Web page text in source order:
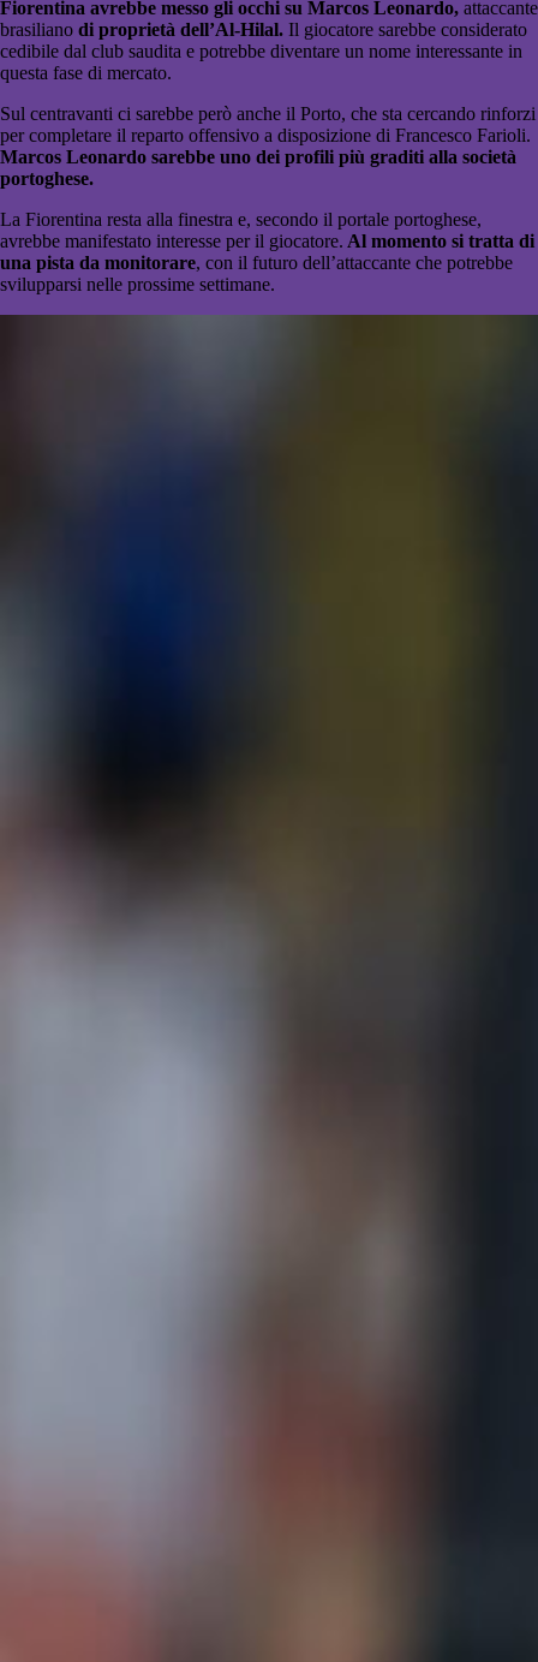
Fiorentina avrebbe messo gli occhi su Marcos Leonardo, attaccante
brasiliano di proprietà dell’Al-Hilal. Il giocatore sarebbe considerato
cedibile dal club saudita e potrebbe diventare un nome interessante in
questa fase di mercato.
Sul centravanti ci sarebbe però anche il Porto, che sta cercando rinforzi
per completare il reparto offensivo a disposizione di Francesco Farioli.
Marcos Leonardo sarebbe uno dei profili più graditi alla società
portoghese.
La Fiorentina resta alla finestra e, secondo il portale portoghese,
avrebbe manifestato interesse per il giocatore. Al momento si tratta di
una pista da monitorare, con il futuro dell’attaccante che potrebbe
svilupparsi nelle prossime settimane.